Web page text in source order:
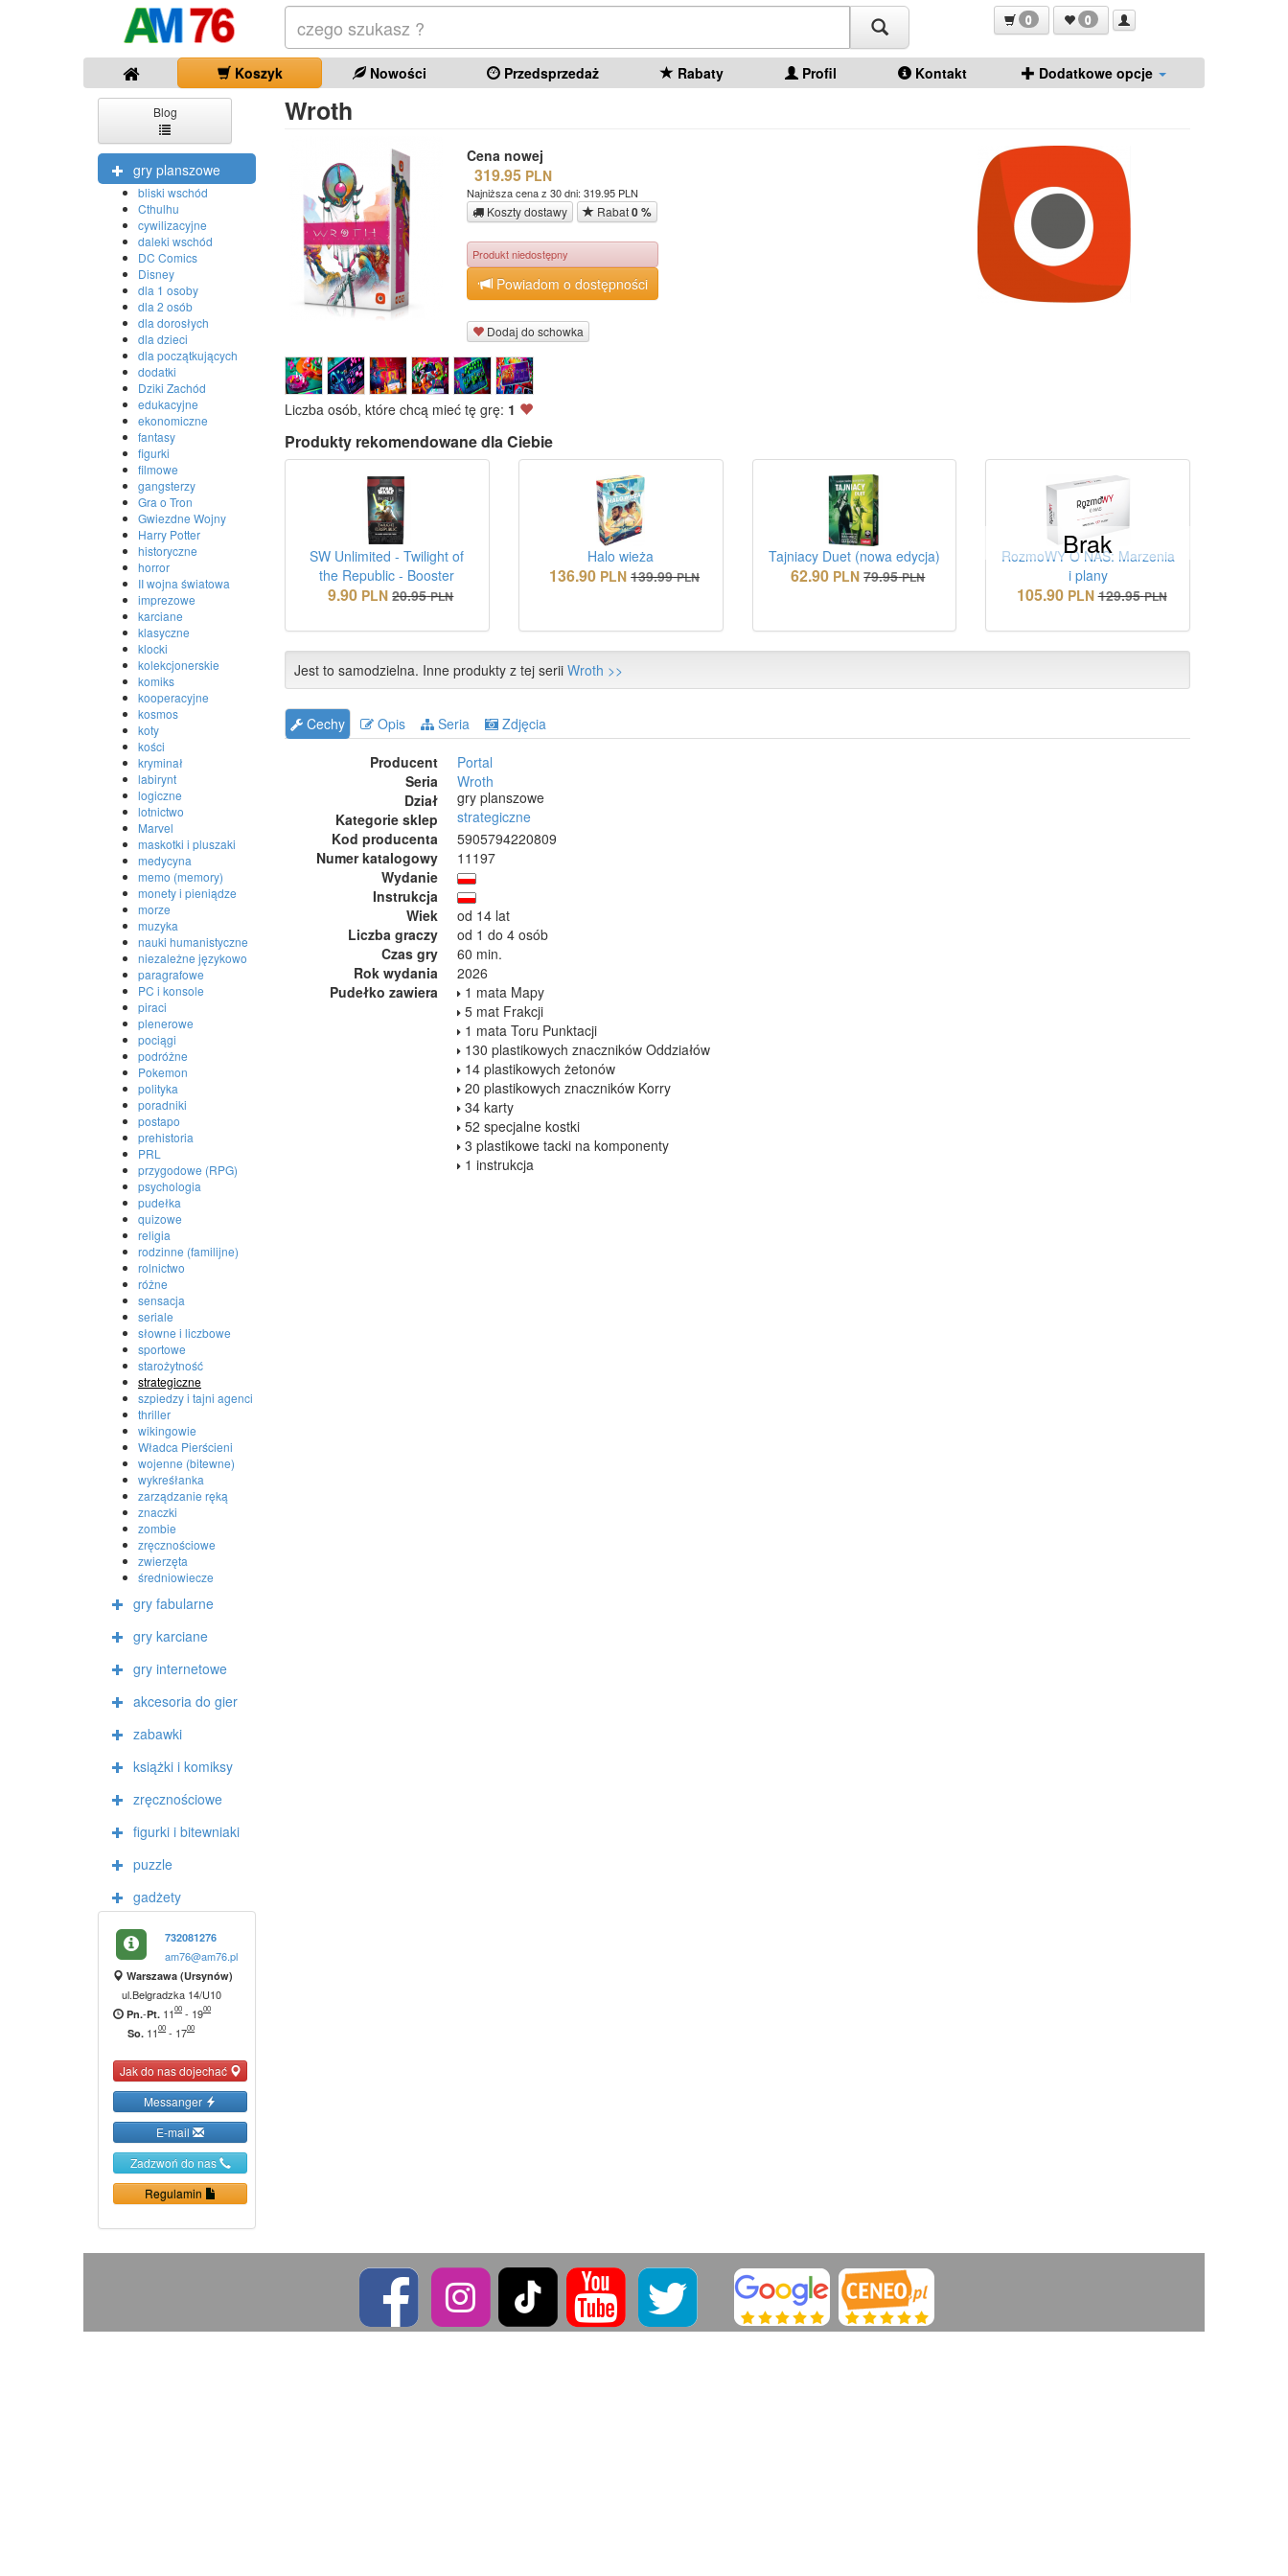
0 0
Koszyk Nowości Przedsprzedaż Rabaty Profil Kontakt Dodatkowe opcje
Blog
gry planszowe
bliski wschód
Cthulhu
cywilizacyjne
daleki wschód
DC Comics
Disney
dla 1 osoby
dla 2 osób
dla dorosłych
dla dzieci
dla początkujących
dodatki
Dziki Zachód
edukacyjne
ekonomiczne
fantasy
figurki
filmowe
gangsterzy
Gra o Tron
Gwiezdne Wojny
Harry Potter
historyczne
horror
II wojna światowa
imprezowe
karciane
klasyczne
klocki
kolekcjonerskie
komiks
kooperacyjne
kosmos
koty
kości
kryminał
labirynt
logiczne
lotnictwo
Marvel
maskotki i pluszaki
medycyna
memo (memory)
monety i pieniądze
morze
muzyka
nauki humanistyczne
niezależne językowo
paragrafowe
PC i konsole
piraci
plenerowe
pociągi
podróżne
Pokemon
polityka
poradniki
postapo
prehistoria
PRL
przygodowe (RPG)
psychologia
pudełka
quizowe
religia
rodzinne (familijne)
rolnictwo
różne
sensacja
seriale
słowne i liczbowe
sportowe
starożytność
strategiczne
szpiedzy i tajni agenci
thriller
wikingowie
Władca Pierścieni
wojenne (bitewne)
wykreśłanka
zarządzanie ręką
znaczki
zombie
zręcznościowe
zwierzęta
średniowiecze
gry fabularne
gry karciane
gry internetowe
akcesoria do gier
zabawki
książki i komiksy
zręcznościowe
figurki i bitewniaki
puzzle
gadżety
732081276
am76@am76.pl
Warszawa (Ursynów)
ul.Belgradzka 14/U10
Pn.-Pt. 1100 - 1900
So. 1100 - 1700
Jak do nas dojechać
Messanger
E-mail
Zadzwoń do nas
Regulamin
Wroth
Cena nowej
319.95 PLN
Najniższa cena z 30 dni: 319.95 PLN
Koszty dostawy Rabat0 %
Produkt niedostępny
Powiadom o dostępności
Dodaj do schowka
Liczba osób, które chcą mieć tę grę: 1
Produkty rekomendowane dla Ciebie
SW Unlimited - Twilight of
the Republic - Booster
9.90 PLN 20.95 PLN
Halo wieża
136.90 PLN 139.99 PLN
Tajniacy Duet (nowa edycja)
62.90 PLN 79.95 PLN
Brak
RozmoWY O NAS: Marzenia
i plany
105.90 PLN 129.95 PLN
Jest to samodzielna. Inne produkty z tej serii Wroth >>
Cechy Opis Seria
Zdjęcia
Producent
Portal
Seria
Wroth
Dział
gry planszowe
Kategorie sklep
strategiczne
Kod producenta
5905794220809
Numer katalogowy
11197
Wydanie
Instrukcja
Wiek
od 14 lat
Liczba graczy
od 1 do 4 osób
Czas gry
60 min.
Rok wydania
2026
Pudełko zawiera
1 mata Mapy
5 mat Frakcji
1 mata Toru Punktacji
130 plastikowych znaczników Oddziałów
14 plastikowych żetonów
20 plastikowych znaczników Korry
34 karty
52 specjalne kostki
3 plastikowe tacki na komponenty
1 instrukcja